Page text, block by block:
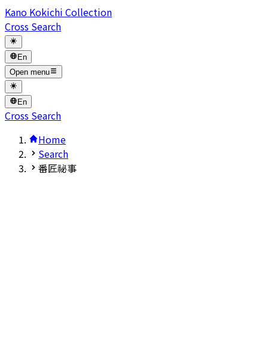
Kano Kokichi Collection
Cross Search
En
Open menu
En
Cross Search
Home
Search
番匠祕事